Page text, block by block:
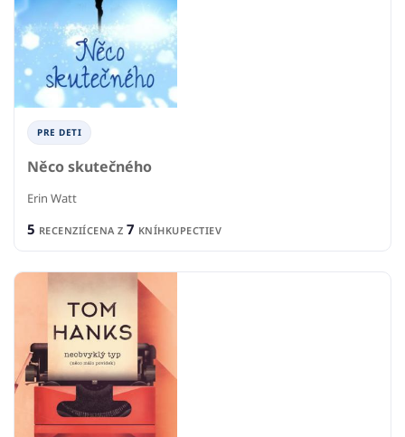
PRE DETI
Něco skutečného
Erin Watt
5 RECENZIÍCENA Z 7 KNÍHKUPECTIEV